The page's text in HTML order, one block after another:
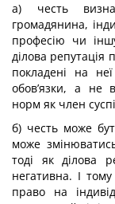
а) честь
громадянина,
професію чи
ділова репутація
покладені на
обов’язки, а не
норм як член
б) честь може
може
тоді як ділова
негативна. І
право на